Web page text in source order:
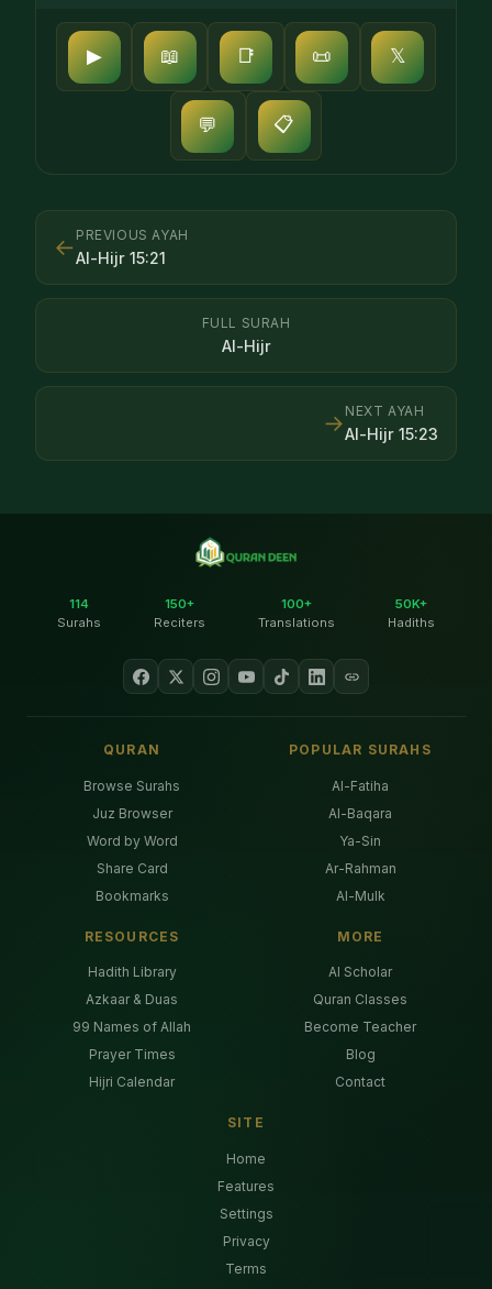
▶ 📖 📑 📜 𝕏
💬 📋
← PREVIOUS AYAH
Al-Hijr 15:21
FULL SURAH
Al-Hijr
NEXT AYAH
Al-Hijr 15:23
→
114
Surahs
150+
Reciters
100+
Translations
50K+
Hadiths
QURAN
Browse Surahs
Juz Browser
Word by Word
Share Card
Bookmarks
POPULAR SURAHS
Al-Fatiha
Al-Baqara
Ya-Sin
Ar-Rahman
Al-Mulk
RESOURCES
Hadith Library
Azkaar & Duas
99 Names of Allah
Prayer Times
Hijri Calendar
MORE
AI Scholar
Quran Classes
Become Teacher
Blog
Contact
SITE
Home
Features
Settings
Privacy
Terms